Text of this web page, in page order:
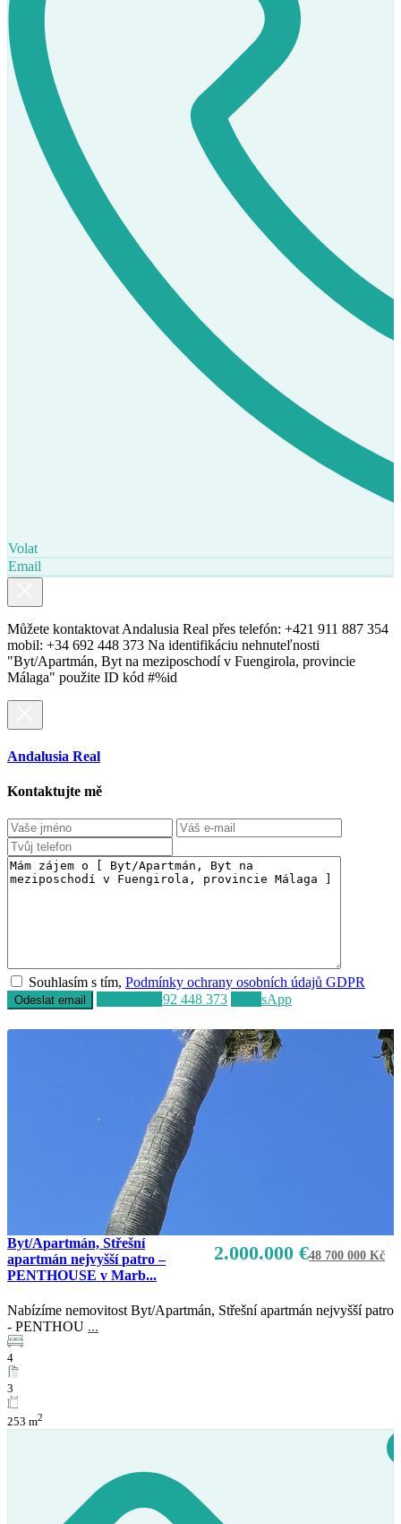
Prodej
K dispozici
Volat
Email
Můžete kontaktovat Andalusia Real přes telefón: +421 911 887 354
mobil: +34 692 448 373 Na identifikáciu nehnuteľnosti
"Byt/Apartmán, Byt na meziposchodí v Fuengirola, provincie
Málaga" použite ID kód #%id
Andalusia Real
Kontaktujte mě
Souhlasím s tím,Podmínky ochrany osobních údajů GDPR
+34 692 448 373 WhatsApp
2.000.000 €48 700 000 Kč
Byt/Apartmán, Střešní
apartmán nejvyšší patro –
PENTHOUSE v Marb...
Nabízíme nemovitost Byt/Apartmán, Střešní apartmán nejvyšší patro
- PENTHOU ...
4
3
253 m2